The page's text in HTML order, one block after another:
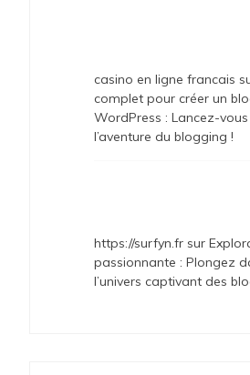
casino en ligne francais
complet pour créer un
WordPress : Lancez-
l’aventure du blogging !
https://surfyn.fr sur
passionnante : Plongez
l’univers captivant des